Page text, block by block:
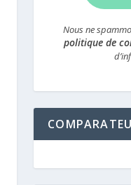
Nous ne
politique de